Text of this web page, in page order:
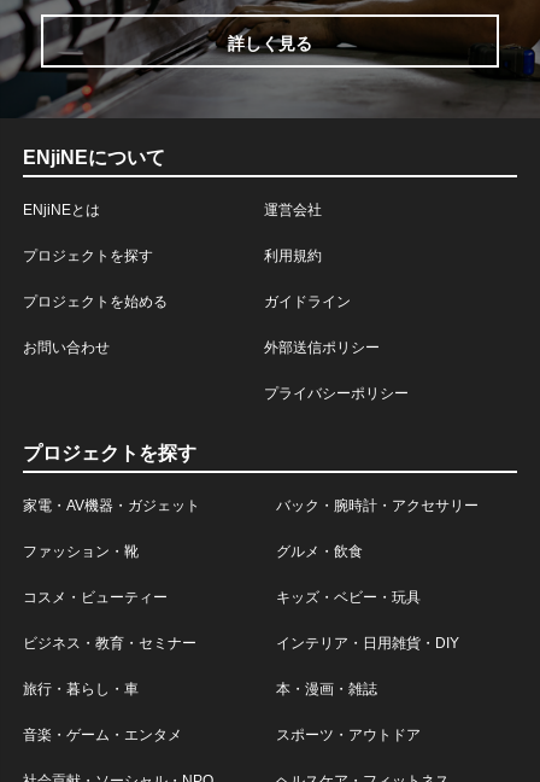
詳しく見る
ENjiNEについて
ENjiNEとは
プロジェクトを探す
プロジェクトを始める
お問い合わせ
運営会社
利用規約
ガイドライン
外部送信ポリシー
プライバシーポリシー
プロジェクトを探す
家電・AV機器・ガジェット バック・腕時計・アクセサリー
ファッション・靴 グルメ・飲食
コスメ・ビューティー キッズ・ベビー・玩具
ビジネス・教育・セミナー インテリア・日用雑貨・DIY
旅行・暮らし・車 本・漫画・雑誌
音楽・ゲーム・エンタメ スポーツ・アウトドア